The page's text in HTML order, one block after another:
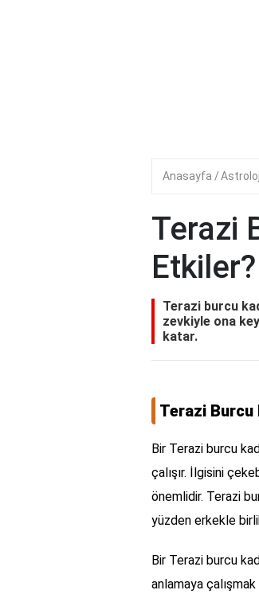
Anasayfa
Terazi
Etkiler?
Terazi burcu
zevkiyle ona
katar.
Terazi Burcu
Bir Terazi burcu
çalışır. İlgisini
önemlidir. Terazi
yüzden erkekle
Bir Terazi burcu
anlamaya